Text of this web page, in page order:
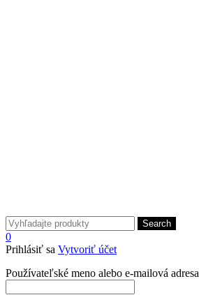
Search
0
Prihlásiť sa Vytvoriť účet
Používateľské meno alebo e-mailová adresa